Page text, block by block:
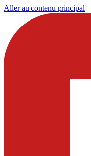
Aller au contenu principal